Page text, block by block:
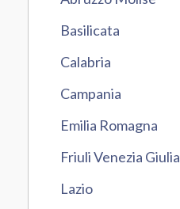
Basilicata
Calabria
Campania
Emilia Romagna
Friuli Venezia Giulia
Lazio